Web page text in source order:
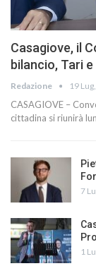
Casagiove, il
bilancio, Tari
Redazione 19
CASAGIOVE –
cittadina si riunirà
7
1